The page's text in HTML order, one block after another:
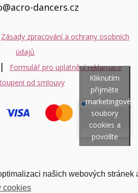
dancers.cz
Zásady zpracování a ochrany osobních
údajů
|
Formulář pro uplatnění reklamace
od smlouvy
Kliknutím
přijměte
marketingové
soubory
cookies a
povolíte
tento
Zásady cookies EU
Pole dance - Aerial hoop - Aerial Silks -
našich webových stránek
cookies